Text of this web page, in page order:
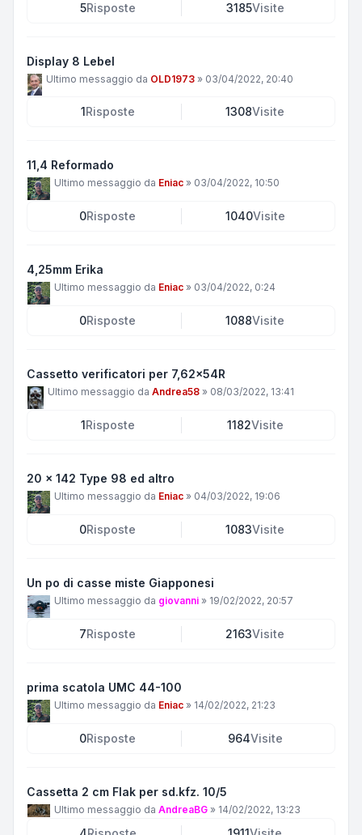
5Risposte 3185Visite
Display 8 Lebel
Ultimo messaggio da OLD1973 » 03/04/2022, 20:40
1Risposte 1308Visite
11,4 Reformado
Ultimo messaggio da Eniac » 03/04/2022, 10:50
0Risposte 1040Visite
4,25mm Erika
Ultimo messaggio da Eniac » 03/04/2022, 0:24
0Risposte 1088Visite
Cassetto verificatori per 7,62x54R
Ultimo messaggio da Andrea58 » 08/03/2022, 13:41
1Risposte 1182Visite
20 x 142 Type 98 ed altro
Ultimo messaggio da Eniac » 04/03/2022, 19:06
0Risposte 1083Visite
Un po di casse miste Giapponesi
Ultimo messaggio da giovanni » 19/02/2022, 20:57
7Risposte 2163Visite
prima scatola UMC 44-100
Ultimo messaggio da Eniac » 14/02/2022, 21:23
0Risposte 964Visite
Cassetta 2 cm Flak per sd.kfz. 10/5
Ultimo messaggio da AndreaBG » 14/02/2022, 13:23